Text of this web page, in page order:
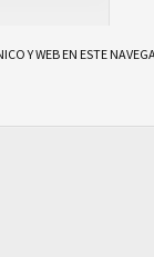
Y WEB EN ESTE